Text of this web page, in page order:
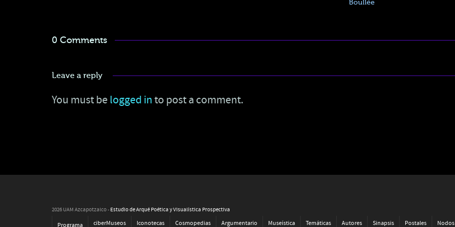
Boullée
0 Comments
Leave a reply
You must be logged into post a comment.
2026 UAM Azcapotzalco - Estudio de Arqué Poética y Visualística Prospectiva
Programa ciberMuseos Iconotecas Cosmopedias Argumentario Museística Temáticas Autores Sinapsis Postales Nodos